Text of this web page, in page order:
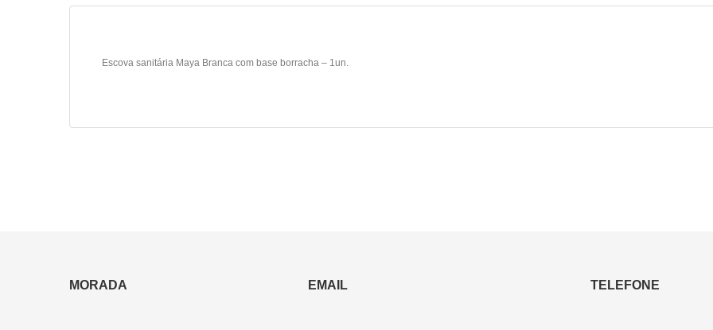
Escova sanitária Maya Branca com base borracha – 1un.
MORADA EMAIL TELEFONE